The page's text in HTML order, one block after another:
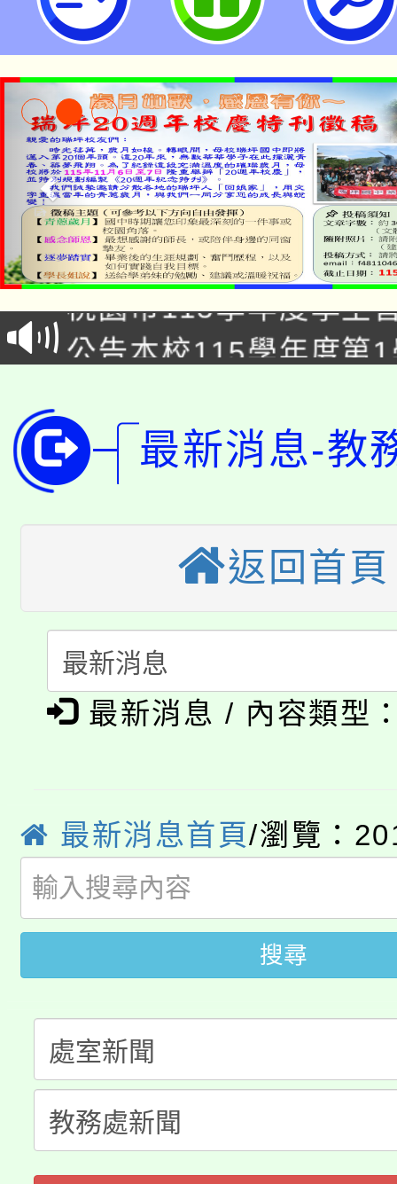
「2026金融保險知識
車」活動
桃園市115學年度學生
生本土語及新住民語歌
公告本校115學年度第
代理(課)教師甄選結果(
轉知中國文化大學推廣
《TA101》溝通分析基
程，歡迎學生輔導中心
心理、諮商輔導、社會
系所師生報名參加。
轉知苗栗縣政府辦理
縣市「校園短影音徵選
門員」簡章及活動海報
踴躍報名參加。
「桃園市補助參觀特色
展演活動實施計畫」
115年度「教育部表揚
義教育推展貢獻獎」
「2026 ART TAIPEI臺
博覽會」之「藝術教育
「2026金融保險知識
桃園市115學年度學生
代理(課)教師甄選結果(
公告本校115學年度第
代理(課)教師甄選結果(
轉知中國文化大學推廣
《TA101》溝通分析基
程，歡迎學生輔導中心
心理、諮商輔導、社會
系所師生報名參加。
轉知苗栗縣政府辦理
縣市「校園短影音徵
門員」簡章及活動海報
踴躍報名參加。
桃園市115學年度學生
展演活動實施計畫」
115年度「教育部表揚
義教育推展貢獻獎」
「2026 ART TAIPEI臺
博覽會」之「藝術教育
最新消息-教
返回首頁
最新消息 / 內容類型
最新消息首頁/瀏覽：
搜尋